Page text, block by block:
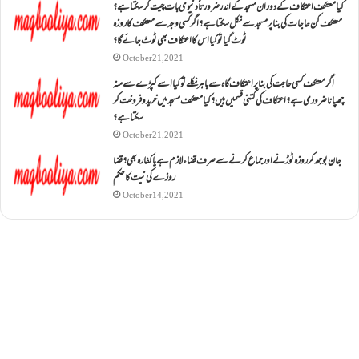
کیا معتکف اعتکاف کے دوران مسجد کے اندر ضرورتاً دنیوی بات چیت کر سکتا ہے؟
معتکف کن حاجات کی بنا پر مسجد سے نکل سکتا ہے؟ اگر کسی وجہ سے معتکف کا روزہ
ٹوٹ گیا تو کیا اس کا اعتکاف بھی ٹوٹ جائے گا؟
October 21, 2021
اگر معتکف کسی حاجت کی بنا پر اعتکاف گاہ سے باہر نکلے تو کیا اسے کپڑے سے منہ
چھپانا ضروری ہے؟اعتکاف کی کتنی قسمیں ہیں؟کیا معتکف مسجد میں خرید و فروخت کر
سکتا ہے؟
October 21, 2021
جان بوجھ کر روزہ ٹوڑنے اور جماع کرنے سے صرف قضاء لازم ہے یا کفارہ بھی؟ قضا
روزے کی نیت کا حکم
October 14, 2021